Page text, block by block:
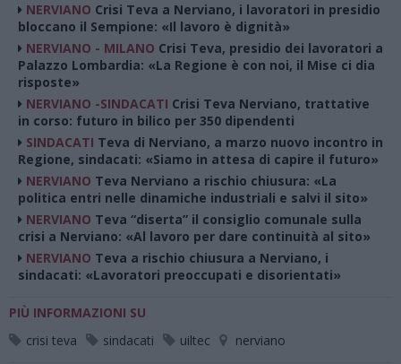
NERVIANO Crisi Teva a Nerviano, i lavoratori in presidio
bloccano il Sempione: «Il lavoro è dignità»
NERVIANO - MILANO Crisi Teva, presidio dei lavoratori a
Palazzo Lombardia: «La Regione è con noi, il Mise ci dia
risposte»
NERVIANO -SINDACATI Crisi Teva Nerviano, trattative
in corso: futuro in bilico per 350 dipendenti
SINDACATI Teva di Nerviano, a marzo nuovo incontro in
Regione, sindacati: «Siamo in attesa di capire il futuro»
NERVIANO Teva Nerviano a rischio chiusura: «La
politica entri nelle dinamiche industriali e salvi il sito»
NERVIANO Teva “diserta” il consiglio comunale sulla
crisi a Nerviano: «Al lavoro per dare continuità al sito»
NERVIANO Teva a rischio chiusura a Nerviano, i
sindacati: «Lavoratori preoccupati e disorientati»
PIÙ INFORMAZIONI SU
crisi teva
sindacati uiltec nerviano